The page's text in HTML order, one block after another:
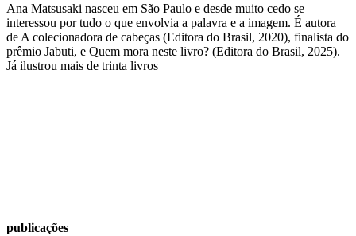
Ana Matsusaki nasceu em São Paulo e desde muito cedo se
interessou por tudo o que envolvia a palavra e a imagem. É autora
de A colecionadora de cabeças (Editora do Brasil, 2020), finalista do
prêmio Jabuti, e Quem mora neste livro? (Editora do Brasil, 2025).
Já ilustrou mais de trinta livros
publicações